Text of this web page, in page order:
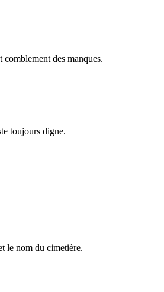
comblement des manques.
toujours digne.
le nom du cimetière.